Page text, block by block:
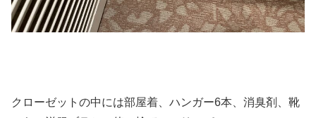
クローゼットの中には部屋着、ハンガー6本、消臭剤、靴